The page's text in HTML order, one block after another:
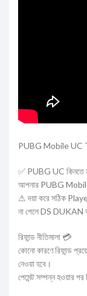
PUBG Mobile UC
✅ PUBG UC কিনতে
আপনার PUBG
⚠ দয়া করে সঠিক
না পেলে DS DUKAN
রিফান্ড নীতিমালা 💳
কোনো কারণে রিফান্ড
নেওয়া হবে।
পেমেন্ট সম্পন্ন হওয়ার পর